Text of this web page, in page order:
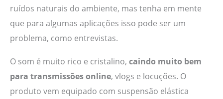
ruídos naturais do ambiente, mas tenha em mente
que para algumas aplicações isso pode ser um
problema, como entrevistas.
O som é muito rico e cristalino, caindo muito bem
para transmissões online, vlogs e locuções. O
produto vem equipado com suspensão elástica